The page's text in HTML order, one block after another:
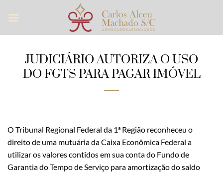
JUDICIÁRIO AUTORIZA O USO
DO FGTS PARA PAGAR IMÓVEL
O Tribunal Regional Federal da 1ª Região reconheceu o
direito de uma mutuária da Caixa Econômica Federal a
utilizar os valores contidos em sua conta do Fundo de
Garantia do Tempo de Serviço para amortização do saldo